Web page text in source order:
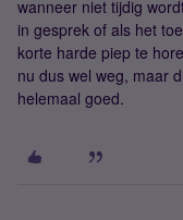
wanneer niet tijdig
in gesprek of als het
korte harde piep te
nu dus wel weg, maar
helemaal goed.